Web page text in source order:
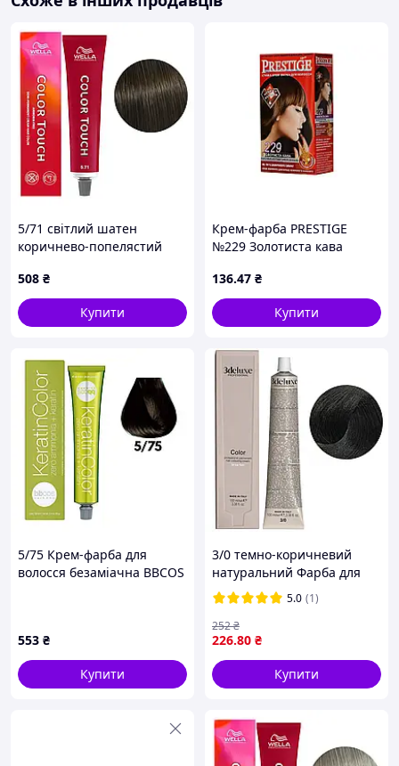
5/71 світлий шатен
коричнево-попелястий
волосся без аміаку
(Оновлена формула), 60 мл
COLOR TOUCH Wella
508 ₴
Купити
Крем-фарба PRESTIGE
№229 Золотиста кава
136.47 ₴
Купити
5/75 Крем-фарба для
волосся безаміачна BBCOS
553 ₴
Купити
3/0 темно-коричневий
натуральний Фарба для
волосся, 100 мл Permanent
Hair Color 3deluxe
Professional
5.0 (1)
226.80 ₴
252₴
Купити